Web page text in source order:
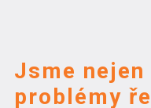
Jsme
problémy